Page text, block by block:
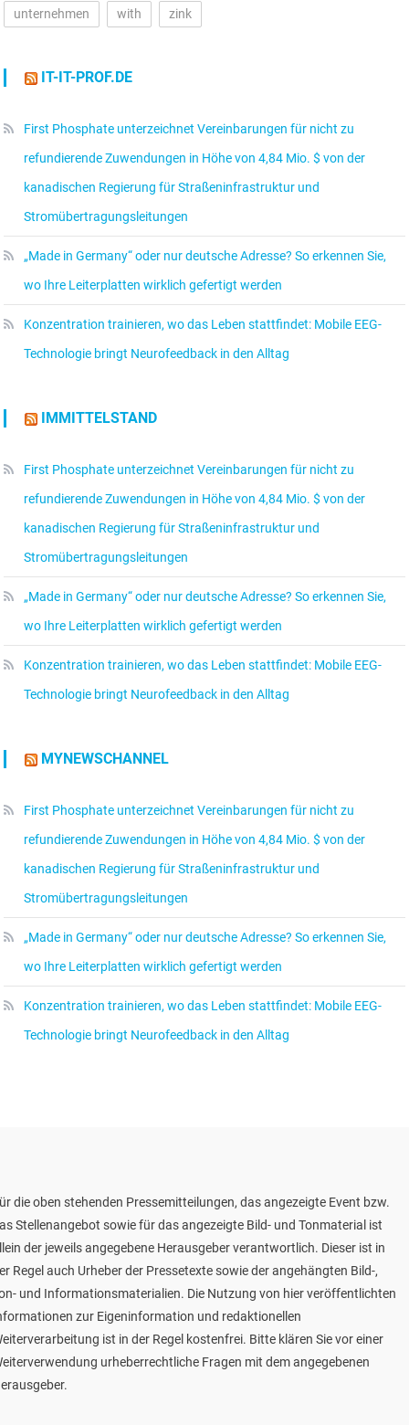
unternehmen with zink
IT-IT-PROF.DE
First Phosphate unterzeichnet Vereinbarungen für nicht zu
refundierende Zuwendungen in Höhe von 4,84 Mio. $ von der
kanadischen Regierung für Straßeninfrastruktur und
Stromübertragungsleitungen
„Made in Germany“ oder nur deutsche Adresse? So erkennen Sie,
wo Ihre Leiterplatten wirklich gefertigt werden
Konzentration trainieren, wo das Leben stattfindet: Mobile EEG-
Technologie bringt Neurofeedback in den Alltag
IMMITTELSTAND
First Phosphate unterzeichnet Vereinbarungen für nicht zu
refundierende Zuwendungen in Höhe von 4,84 Mio. $ von der
kanadischen Regierung für Straßeninfrastruktur und
Stromübertragungsleitungen
„Made in Germany“ oder nur deutsche Adresse? So erkennen Sie,
wo Ihre Leiterplatten wirklich gefertigt werden
Konzentration trainieren, wo das Leben stattfindet: Mobile EEG-
Technologie bringt Neurofeedback in den Alltag
MYNEWSCHANNEL
First Phosphate unterzeichnet Vereinbarungen für nicht zu
refundierende Zuwendungen in Höhe von 4,84 Mio. $ von der
kanadischen Regierung für Straßeninfrastruktur und
Stromübertragungsleitungen
„Made in Germany“ oder nur deutsche Adresse? So erkennen Sie,
wo Ihre Leiterplatten wirklich gefertigt werden
Konzentration trainieren, wo das Leben stattfindet: Mobile EEG-
Technologie bringt Neurofeedback in den Alltag
die oben stehenden Pressemitteilungen, das angezeigte Event bzw.
Stellenangebot sowie für das angezeigte Bild- und Tonmaterial ist
der jeweils angegebene Herausgeber verantwortlich. Dieser ist in
Regel auch Urheber der Pressetexte sowie der angehängten Bild-,
und Informationsmaterialien. Die Nutzung von hier veröffentlichten
zur Eigeninformation und redaktionellen
ist in der Regel kostenfrei. Bitte klären Sie vor einer
urheberrechtliche Fragen mit dem angegebenen